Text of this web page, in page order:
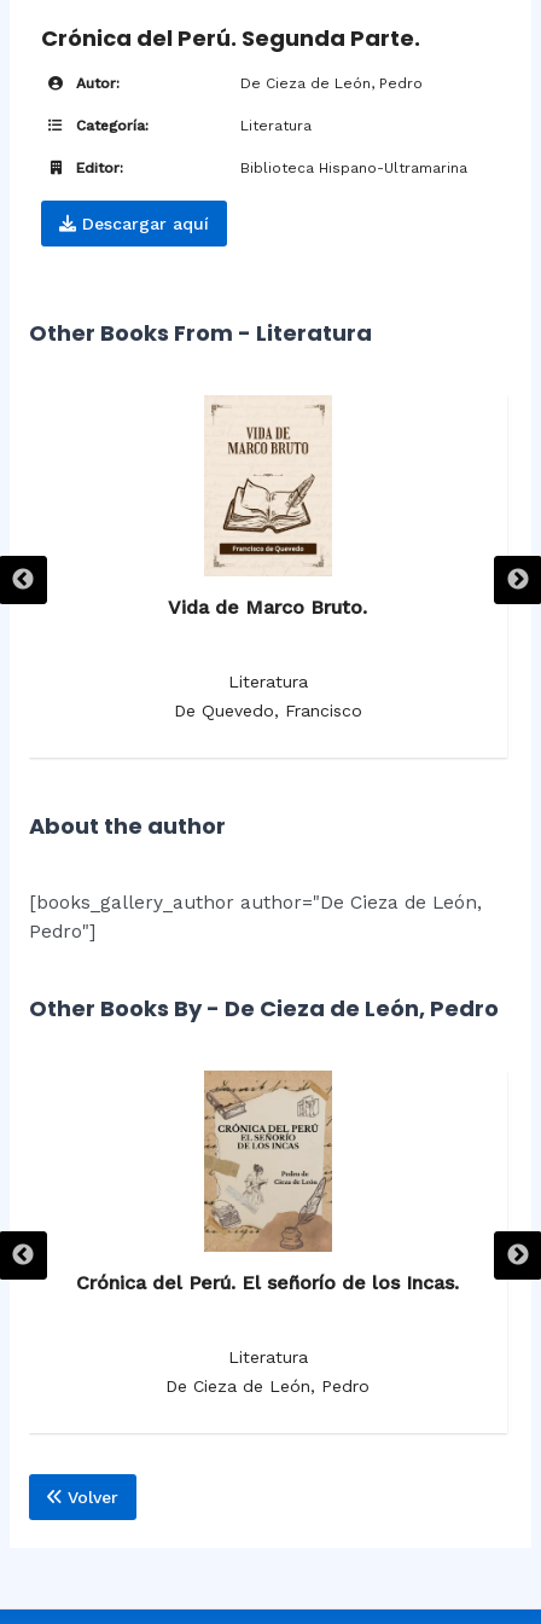
Crónica del Perú. Segunda Parte.
Autor: De Cieza de León, Pedro
Categoría: Literatura
Editor: Biblioteca Hispano-Ultramarina
Descargar aquí
Other Books From - Literatura
Vida de Marco Bruto.
Literatura
De Quevedo, Francisco
About the author
[books_gallery_author author="De Cieza de León,
Pedro"]
Other Books By - De Cieza de León, Pedro
Crónica del Perú. El señorío de los Incas.
Literatura
De Cieza de León, Pedro
Volver